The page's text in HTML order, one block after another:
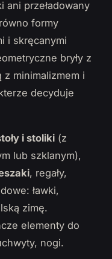
ani przeładowany
formy
i skręcanymi
bryły z
z minimalizmem i
decyduje
i stoliki (z
lub szklanym),
, regały,
ławki,
zimę.
elementy do
nogi.